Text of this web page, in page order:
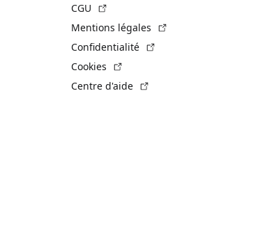
CGU
Mentions légales
Confidentialité
Cookies
Centre d'aide